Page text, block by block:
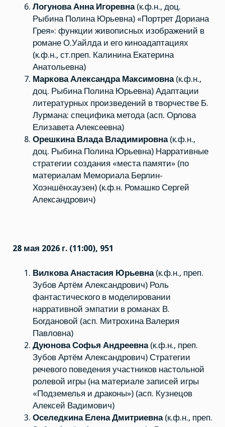
Логунова Анна Игоревна(к.ф.н., доц.
Рыбина Полина Юрьевна) «Портрет Дориана
Грея»: функции живописных изображений в
романе О.Уайлда и его киноадаптациях
(к.ф.н., ст.преп. Калинина Екатерина
Анатольевна)
Маркова Александра Максимовна(к.ф.н.,
доц. Рыбина Полина Юрьевна) Адаптации
литературных произведений в творчестве Б.
Лурмана: специфика метода (асп. Орлова
Елизавета Алексеевна)
Орешкина Влада Владимировна(к.ф.н.,
доц. Рыбина Полина Юрьевна) Нарративные
стратегии создания «места памяти» (по
материалам Мемориала Берлин-
Хоэншёнхаузен) (к.ф.н. Ромашко Сергей
Александрович)
28 мая 2026 г. (11:00), 951
Вилкова Анастасия Юрьевна(к.ф.н., преп.
Зубов Артём Александрович) Роль
фантастического в моделировании
нарративной эмпатии в романах В.
Богдановой (асп. Митрохина Валерия
Павловна)
Дуюнова Софья Андреевна(к.ф.н., преп.
Зубов Артём Александрович) Стратегии
речевого поведения участников настольной
ролевой игры (на материале записей игры
«Подземелья и драконы») (асп. Кузнецов
Алексей Вадимович)
Оселедкина Елена Дмитриевна(к.ф.н., преп.